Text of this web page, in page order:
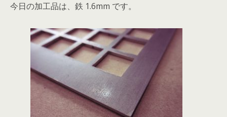
今日の加工品は、鉄 1.6mm です。